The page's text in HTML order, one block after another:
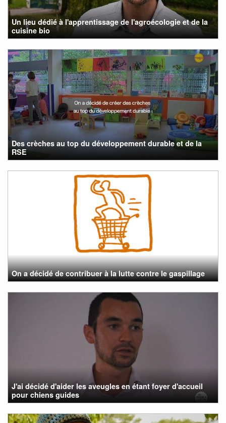
Un lieu dédié à l'apprentissage de l'agroécologie et de la
cuisine bio
Des crèches au top du développement durable et de la
RSE
On a décidé de contribuer à la lutte contre le gaspillage
J'ai décidé d'aider les aveugles en étant foyer d'accueil
pour chiens guides